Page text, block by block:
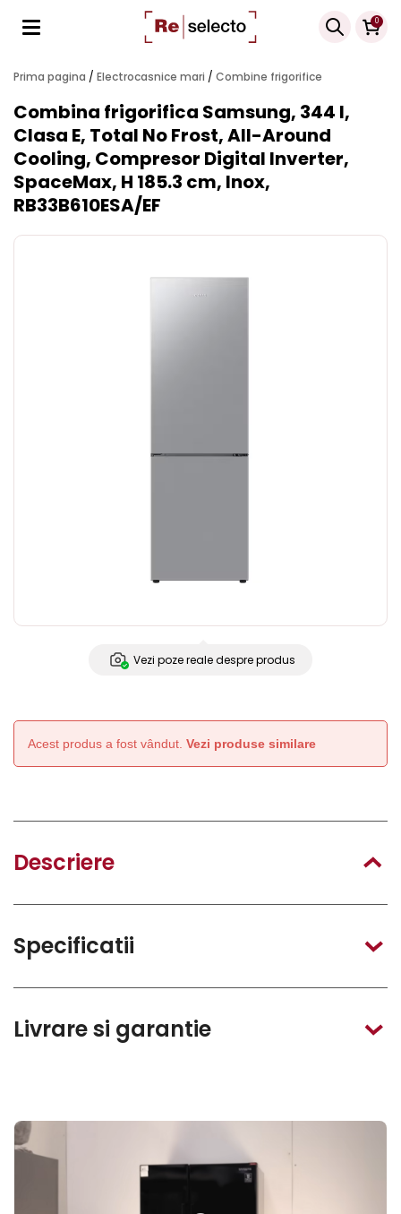
0
Products
search
Prima pagina / Electrocasnice mari / Combine frigorifice
Combina frigorifica Samsung, 344 l,
Clasa E, Total No Frost, All-Around
Cooling, Compresor Digital Inverter,
SpaceMax, H 185.3 cm, Inox,
RB33B610ESA/EF
Vezi poze reale despre produs
Acest produs a fost vândut. Vezi produse similare
Descriere
Specificatii
Livrare si garantie